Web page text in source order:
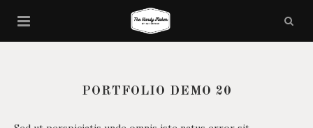
PORTFOLIO DEMO 20